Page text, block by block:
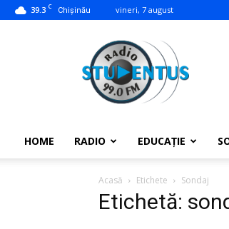
39.3 C Chișinău vineri, 7 august
studentus.md
HOME RADIO EDUCAȚIE
Acasă Etichete Sondaj
Etichetă: